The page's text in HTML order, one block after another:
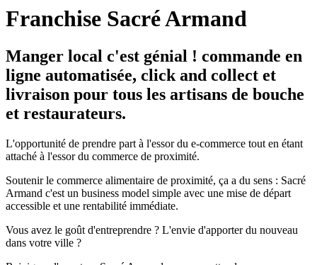
Franchise Sacré Armand
Manger local c'est génial ! commande en
ligne automatisée, click and collect et
livraison pour tous les artisans de bouche
et restaurateurs.
L'opportunité de prendre part à l'essor du e-commerce tout en étant
attaché à l'essor du commerce de proximité.
Soutenir le commerce alimentaire de proximité, ça a du sens : Sacré
Armand c'est un business model simple avec une mise de départ
accessible et une rentabilité immédiate.
Vous avez le goût d'entreprendre ? L'envie d'apporter du nouveau
dans votre ville ?